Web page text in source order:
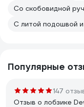
Со скобовидной
С литой подошвой
Популярные
147
Отзыв о лобзике